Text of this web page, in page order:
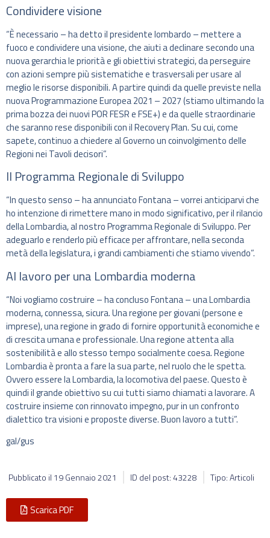
Condividere visione
“È necessario – ha detto il presidente lombardo – mettere a
fuoco e condividere una visione, che aiuti a declinare secondo una
nuova gerarchia le priorità e gli obiettivi strategici, da perseguire
con azioni sempre più sistematiche e trasversali per usare al
meglio le risorse disponibili. A partire quindi da quelle previste nella
nuova Programmazione Europea 2021 – 2027 (stiamo ultimando la
prima bozza dei nuovi POR FESR e FSE+) e da quelle straordinarie
che saranno rese disponibili con il Recovery Plan. Su cui, come
sapete, continuo a chiedere al Governo un coinvolgimento delle
Regioni nei Tavoli decisori”.
Il Programma Regionale di Sviluppo
“In questo senso – ha annunciato Fontana – vorrei anticiparvi che
ho intenzione di rimettere mano in modo significativo, per il rilancio
della Lombardia, al nostro Programma Regionale di Sviluppo. Per
adeguarlo e renderlo più efficace per affrontare, nella seconda
metà della legislatura, i grandi cambiamenti che stiamo vivendo”.
Al lavoro per una Lombardia moderna
“Noi vogliamo costruire – ha concluso Fontana – una Lombardia
moderna, connessa, sicura. Una regione per giovani (persone e
imprese), una regione in grado di fornire opportunità economiche e
di crescita umana e professionale. Una regione attenta alla
sostenibilità e allo stesso tempo socialmente coesa. Regione
Lombardia è pronta a fare la sua parte, nel ruolo che le spetta.
Ovvero essere la Lombardia, la locomotiva del paese. Questo è
quindi il grande obiettivo su cui tutti siamo chiamati a lavorare. A
costruire insieme con rinnovato impegno, pur in un confronto
dialettico tra visioni e proposte diverse. Buon lavoro a tutti”.
gal/gus
Pubblicato il 19 Gennaio 2021 ID del post: 43228 Tipo: Articoli
Scarica PDF